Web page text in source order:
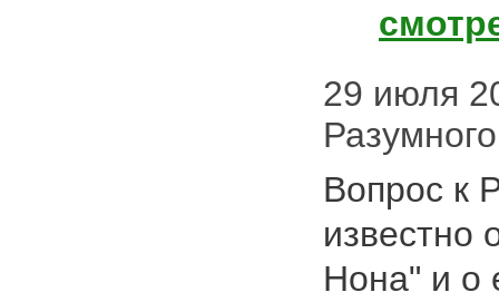
29 июля
Вопрос к
известно
Нона" и о